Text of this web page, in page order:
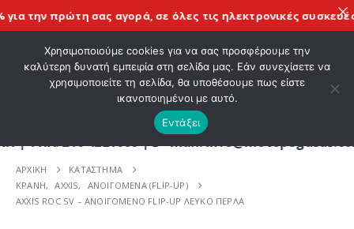
ΚΑΛΩΣ ΗΡΘΑΤΕ ΣΤΟ E-SHOP ΜΟΤΟ ΠΗΓΑΣΟΣ !
| E - mail: info@motopegasus.com |
ΑΡΧΙΚΉ
ΚΑΤΆΣΤΗΜΑ
ΚΡΑΝΗ, AXXIS,
ΑΝΟΙΓΟΜΕΝΑ (FLIP-UP)
AXXIS ROC SV – ΑΝΟΙΓΟΜΕΝΟ FLIP-UP ΛΕΥΚΟ ΠΕΡΛΑ
την πρώτη σας αγορά, σε όλες τιςηλεκτρονικές συσκευές
Χρησιμοποιούμε cookies για να σας προσφέρουμε την
καλύτερη δυνατή εμπειρία στη σελίδα μας. Εάν συνεχίσετε να
χρησιμοποιείτε τη σελίδα, θα υποθέσουμε πως είστε
ικανοποιημένοι με αυτό.
Εντάξει